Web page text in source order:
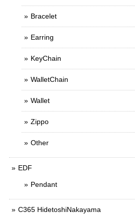
Bracelet
Earring
KeyChain
WalletChain
Wallet
Zippo
Other
EDF
Pendant
C365 HidetoshiNakayama